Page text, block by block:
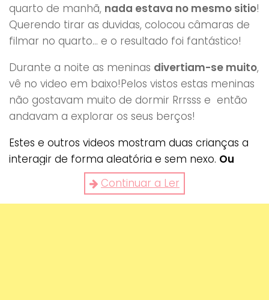
quarto de manhã, nada estava no mesmo sitio!
Querendo tirar as duvidas, colocou câmaras de
filmar no quarto… e o resultado foi fantástico!
Durante a noite as meninas divertiam-se muito,
vê no video em baixo!Pelos vistos estas meninas
não gostavam muito de dormir Rrrsss e então
andavam a explorar os seus berços!
Estes e outros videos mostram duas crianças a
interagir de forma aleatória e sem nexo. Ou
será o contrário? Será que se fosse assim, as
crianças conseguiam entender-se
minimamente para interagir no dia a dia ?
Continuar a Ler